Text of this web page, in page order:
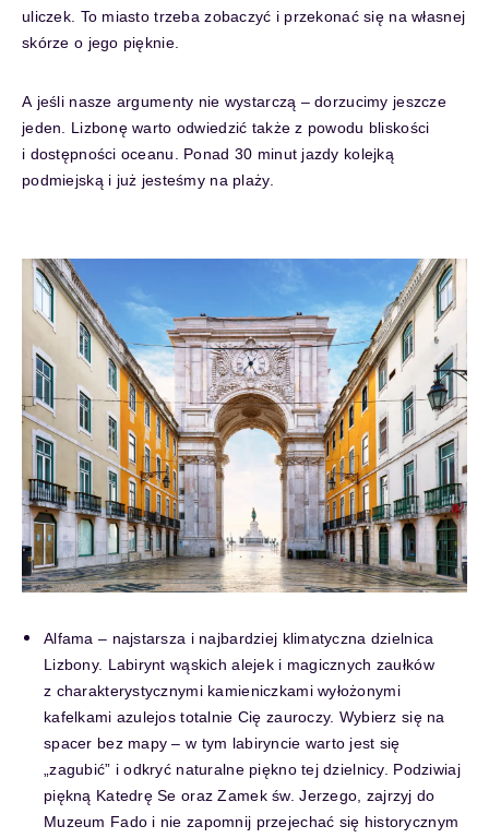
uliczek. To miasto trzeba zobaczyć i przekonać się na własnej
skórze o jego pięknie.
A jeśli nasze argumenty nie wystarczą – dorzucimy jeszcze
jeden. Lizbonę warto odwiedzić także z powodu bliskości
i dostępności oceanu. Ponad 30 minut jazdy kolejką
podmiejską i już jesteśmy na plaży.
Alfama – najstarsza i najbardziej klimatyczna dzielnica
Lizbony. Labirynt wąskich alejek i magicznych zaułków
z charakterystycznymi kamieniczkami wyłożonymi
kafelkami azulejos totalnie Cię zauroczy. Wybierz się na
spacer bez mapy – w tym labiryncie warto jest się
„zagubić” i odkryć naturalne piękno tej dzielnicy. Podziwiaj
piękną Katedrę Se oraz Zamek św. Jerzego, zajrzyj do
Muzeum Fado i nie zapomnij przejechać się historycznym